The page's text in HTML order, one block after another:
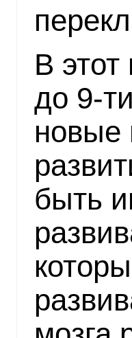
В
до 9-
новые
быть